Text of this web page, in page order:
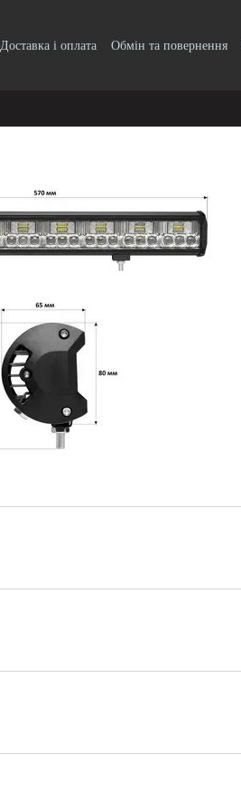
Доставка і оплата Обмін та повернення